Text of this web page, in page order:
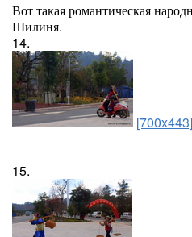
Вот такая романтическая
Шилиня.
14.
[700x443]
15.